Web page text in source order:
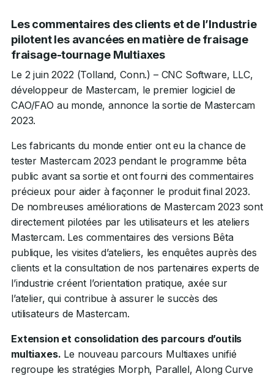
Les commentaires des clients et de l’Industrie
pilotent les avancées en matière de fraisage
fraisage-tournage Multiaxes
Le 2 juin 2022 (Tolland, Conn.) – CNC Software, LLC,
développeur de Mastercam, le premier logiciel de
CAO/FAO au monde, annonce la sortie de Mastercam
2023.
Les fabricants du monde entier ont eu la chance de
tester Mastercam 2023 pendant le programme bêta
public avant sa sortie et ont fourni des commentaires
précieux pour aider à façonner le produit final 2023.
De nombreuses améliorations de Mastercam 2023 sont
directement pilotées par les utilisateurs et les ateliers
Mastercam. Les commentaires des versions Bêta
publique, les visites d’ateliers, les enquêtes auprès des
clients et la consultation de nos partenaires experts de
l’industrie créent l’orientation pratique, axée sur
l’atelier, qui contribue à assurer le succès des
utilisateurs de Mastercam.
Extension et consolidation des parcours d’outils
multiaxes. Le nouveau parcours Multiaxes unifié
regroupe les stratégies Morph, Parallel, Along Curve